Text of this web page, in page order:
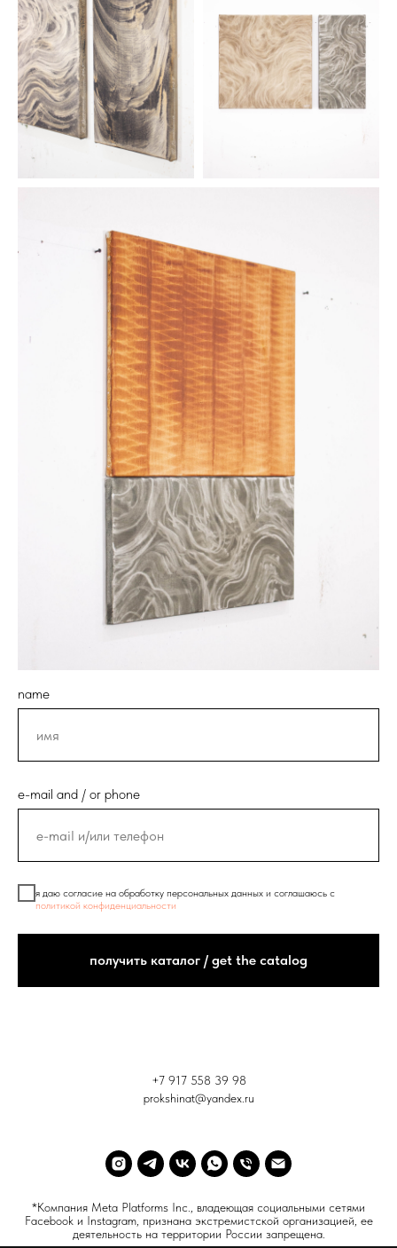
name
e-mail and / or phone
я даю согласие на обработку персональных данных и соглашаюсь с
политикой конфиденциальности
получить каталог / get the catalog
+7 917 558 39 98
prokshinat@yandex.ru
*Компания Meta Platforms Inc., владеющая социальными сетями
Facebook и Instagram, признана экстремистской организацией, ее
деятельность на территории России запрещена.